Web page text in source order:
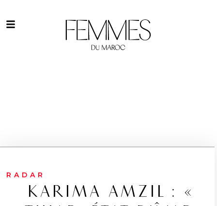
RADAR
KARIMA AMZIL : «